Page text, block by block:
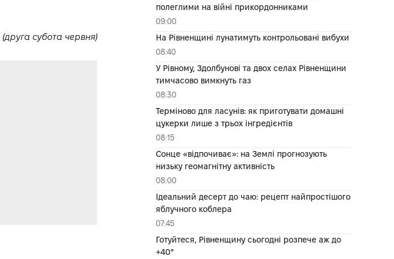
(друга субота червня)
полеглими на війні прикордонниками
09:00
На Рівненщині лунатимуть контрольовані вибухи
08:40
У Рівному, Здолбунові та двох селах Рівненщини
тимчасово вимкнуть газ
08:30
Терміново для ласунів: як приготувати домашні
цукерки лише з трьох інгредієнтів
08:15
Сонце «відпочиває»: на Землі прогнозують
низьку геомагнітну активність
08:00
Ідеальний десерт до чаю: рецепт найпростішого
яблучного коблера
07:45
Готуйтеся, Рівненщину сьогодні розпече аж до
+40°